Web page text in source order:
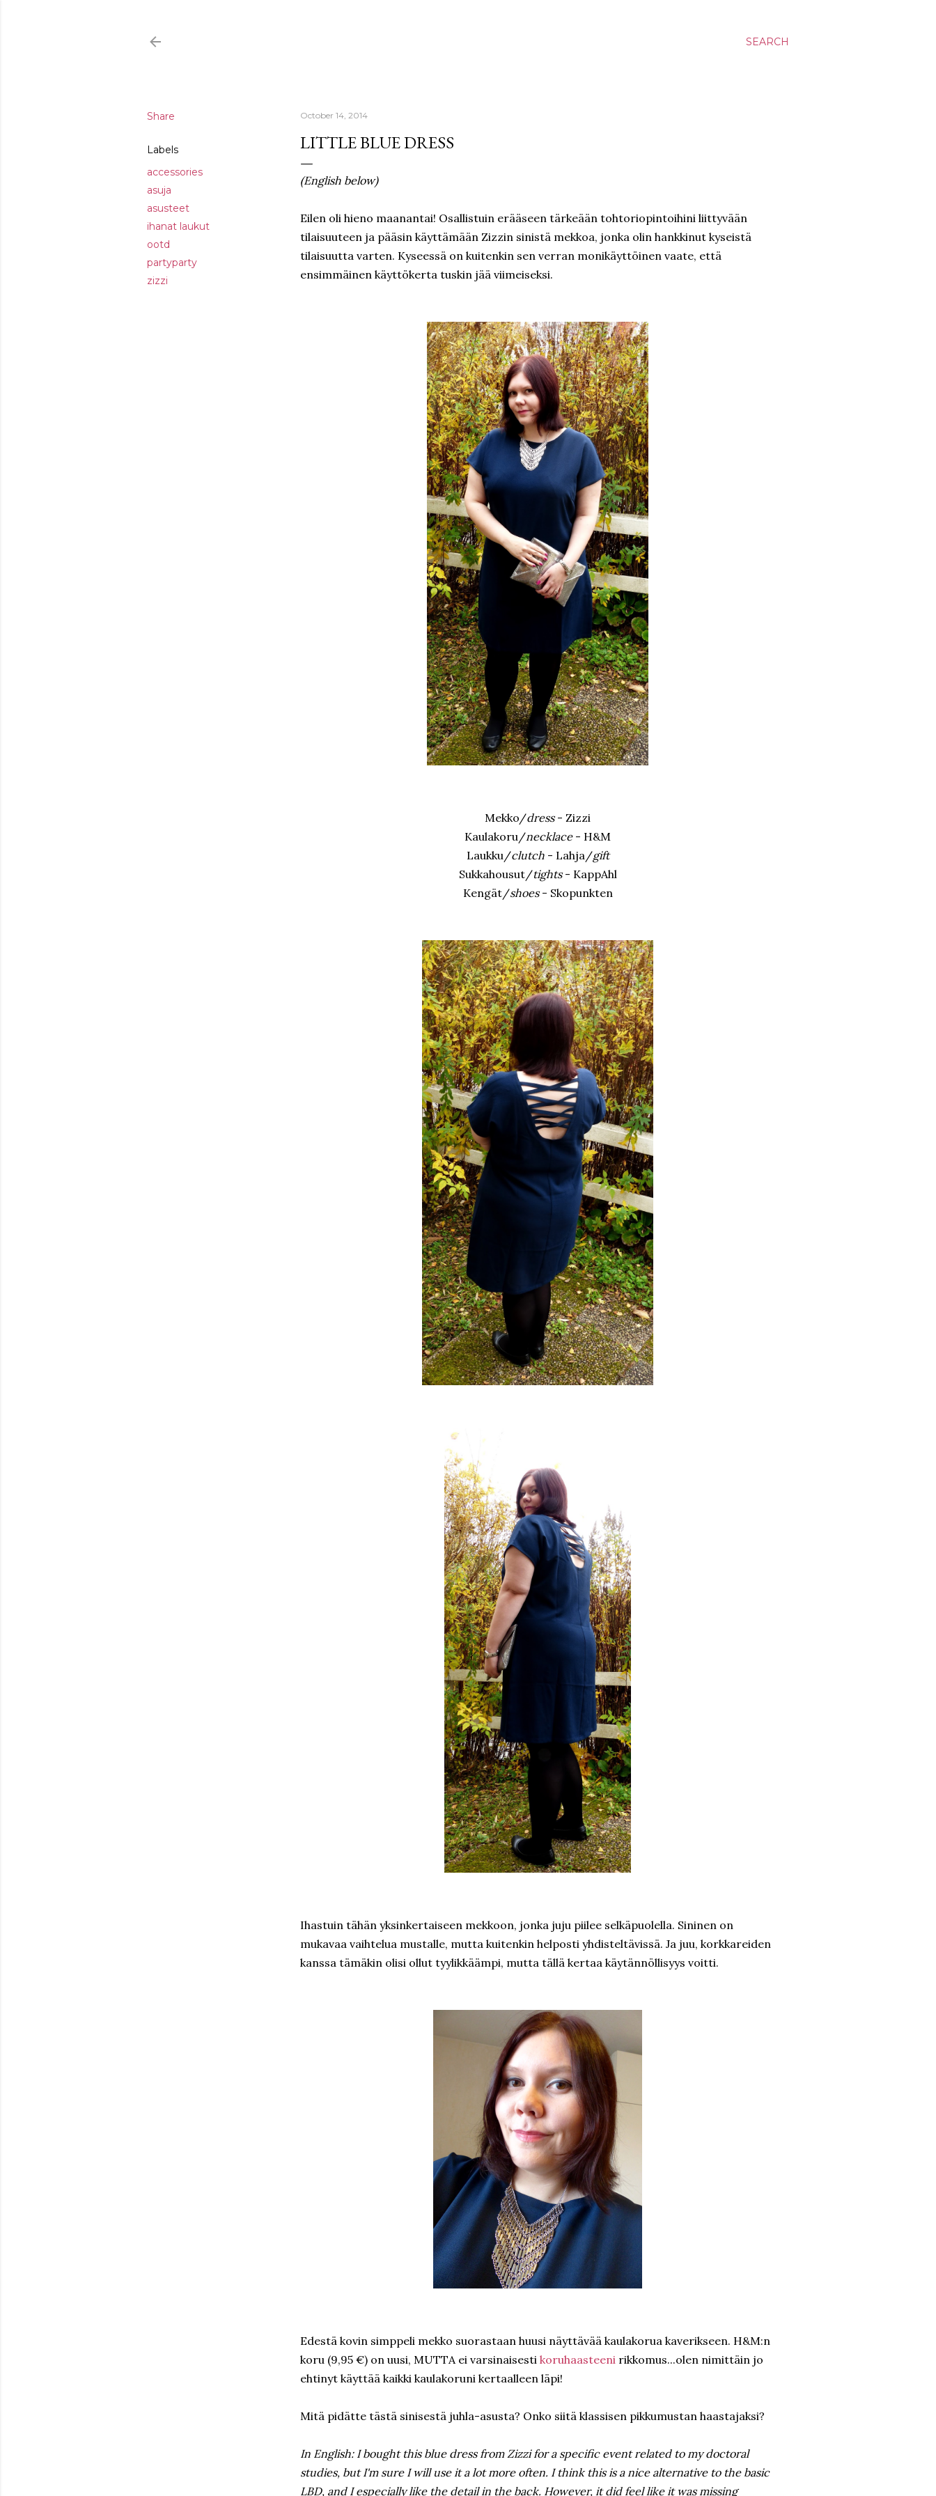
SEARCH
Share
Labels
accessories
asuja
asusteet
ihanat laukut
ootd
partyparty
zizzi
October 14, 2014
LITTLE BLUE DRESS
(English below)
Eilen oli hieno maanantai! Osallistuin erääseen tärkeään tohtoriopintoihini liittyvään
tilaisuuteen ja pääsin käyttämään Zizzin sinistä mekkoa, jonka olin hankkinut kyseistä
tilaisuutta varten. Kyseessä on kuitenkin sen verran monikäyttöinen vaate, että
ensimmäinen käyttökerta tuskin jää viimeiseksi.
Mekko/dress - Zizzi
Kaulakoru/necklace- H&M
Laukku/clutch- Lahja/gift
Sukkahousut/tights- KappAhl
Kengät/shoes- Skopunkten
Ihastuin tähän yksinkertaiseen mekkoon, jonka juju piilee selkäpuolella. Sininen on
mukavaa vaihtelua mustalle, mutta kuitenkin helposti yhdisteltävissä. Ja juu, korkkareiden
kanssa tämäkin olisi ollut tyylikkäämpi, mutta tällä kertaa käytännöllisyys voitti.
Edestä kovin simppeli mekko suorastaan huusi näyttävää kaulakorua kaverikseen. H&M:n
koru (9,95 €) on uusi, MUTTA ei varsinaisesti koruhaasteeni rikkomus...olen nimittäin jo
ehtinyt käyttää kaikki kaulakoruni kertaalleen läpi!
Mitä pidätte tästä sinisestä juhla-asusta? Onko siitä klassisen pikkumustan haastajaksi?
In English: I bought this blue dress from Zizzi for a specific event related to my doctoral
studies, but I'm sure I will use it a lot more often. I think this is a nice alternative to the basic
LBD, and I especially like the detail in the back. However, it did feel like it was missing